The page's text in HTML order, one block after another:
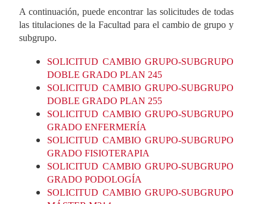
A continuación, puede encontrar las solicitudes de todas
las titulaciones de la Facultad para el cambio de grupo y
subgrupo.
SOLICITUD CAMBIO GRUPO-SUBGRUPO
DOBLE GRADO PLAN 245
SOLICITUD CAMBIO GRUPO-SUBGRUPO
DOBLE GRADO PLAN 255
SOLICITUD CAMBIO GRUPO-SUBGRUPO
GRADO ENFERMERÍA
SOLICITUD CAMBIO GRUPO-SUBGRUPO
GRADO FISIOTERAPIA
SOLICITUD CAMBIO GRUPO-SUBGRUPO
GRADO PODOLOGÍA
SOLICITUD CAMBIO GRUPO-SUBGRUPO